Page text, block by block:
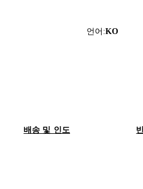
언어 :KO
배송 및 인도